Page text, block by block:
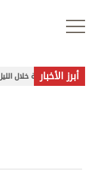
علوم الدار
أبرز الأخبار
خلال الليل